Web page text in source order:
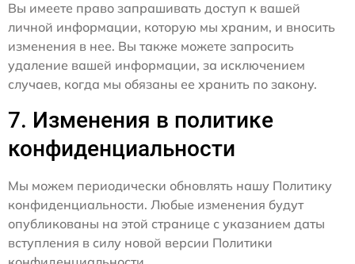
Вы имеете право запрашивать доступ к вашей
личной информации, которую мы храним, и вносить
изменения в нее. Вы также можете запросить
удаление вашей информации, за исключением
случаев, когда мы обязаны ее хранить по закону.
7. Изменения в политике
конфиденциальности
Мы можем периодически обновлять нашу Политику
конфиденциальности. Любые изменения будут
опубликованы на этой странице с указанием даты
вступления в силу новой версии Политики